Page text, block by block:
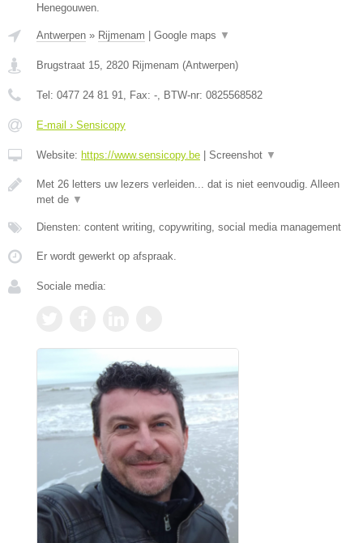
Henegouwen.
Antwerpen » Rijmenam Google maps ▼
Brugstraat 15 2820 Rijmenam (Antwerpen)
Tel: 0477 24 81 91 , Fax: - , BTW-nr: 0825568582
E-mail › Sensicopy
Website: https://www.sensicopy.be Screenshot ▼
Met 26 letters uw lezers verleiden... dat is niet eenvoudig. Alleen
met de ▼
Diensten: content writing, copywriting, social media management
Er wordt gewerkt op afspraak.
Sociale media: